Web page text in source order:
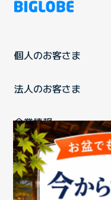
個人のお客さま
法人のお客さま
企業情報
ご利用中の方
お問い合わせ消費税の表示